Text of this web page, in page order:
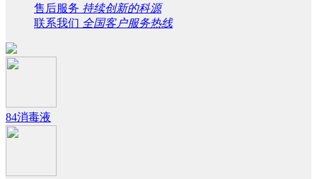
售后服务 持续创新的科源
联系我们 全国客户服务热线
84消毒液